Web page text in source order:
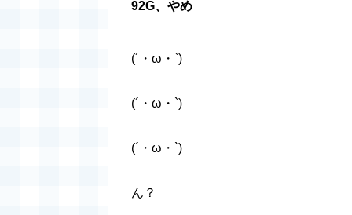
92G、やめ
(´・ω・`)
(´・ω・`)
(´・ω・`)
ん？